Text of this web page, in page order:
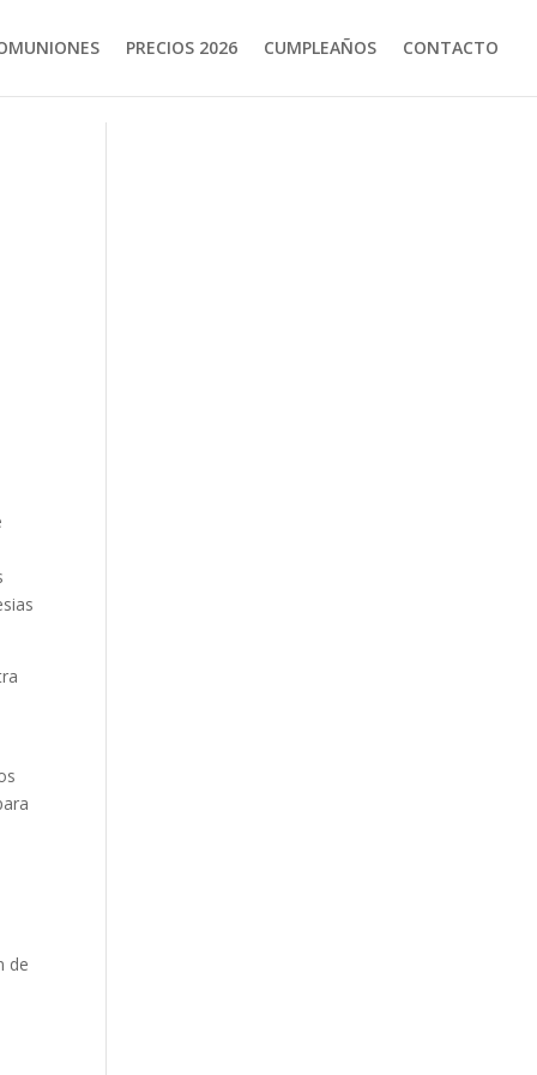
PRECIOS 2026 CUMPLEAÑOS CONTACTO
de